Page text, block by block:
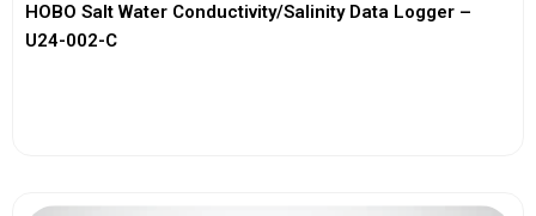
HOBO Salt Water Conductivity/Salinity Data Logger –
U24-002-C